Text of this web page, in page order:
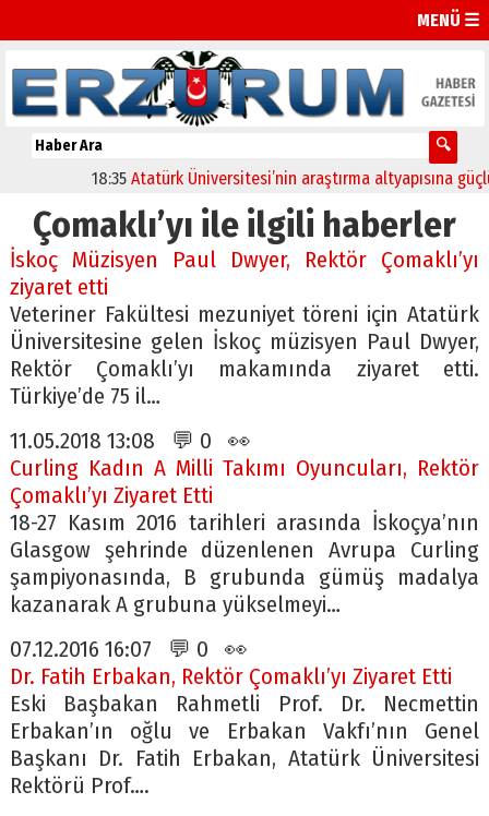
MENÜ ☰
18:35 Atatürk Üniversitesi’nin araştırma altyapısına güçlü
Çomaklı’yı ile ilgili haberler
İskoç Müzisyen Paul Dwyer, Rektör Çomaklı’yı
ziyaret etti
Veteriner Fakültesi mezuniyet töreni için Atatürk
Üniversitesine gelen İskoç müzisyen Paul Dwyer,
Rektör Çomaklı’yı makamında ziyaret etti.
Türkiye’de 75 il…
11.05.2018 13:08 💬 0 👀
Curling Kadın A Milli Takımı Oyuncuları, Rektör
Çomaklı’yı Ziyaret Etti
18-27 Kasım 2016 tarihleri arasında İskoçya’nın
Glasgow şehrinde düzenlenen Avrupa Curling
şampiyonasında, B grubunda gümüş madalya
kazanarak A grubuna yükselmeyi…
07.12.2016 16:07 💬 0 👀
Dr. Fatih Erbakan, Rektör Çomaklı’yı Ziyaret Etti
Eski Başbakan Rahmetli Prof. Dr. Necmettin
Erbakan’ın oğlu ve Erbakan Vakfı’nın Genel
Başkanı Dr. Fatih Erbakan, Atatürk Üniversitesi
Rektörü Prof….